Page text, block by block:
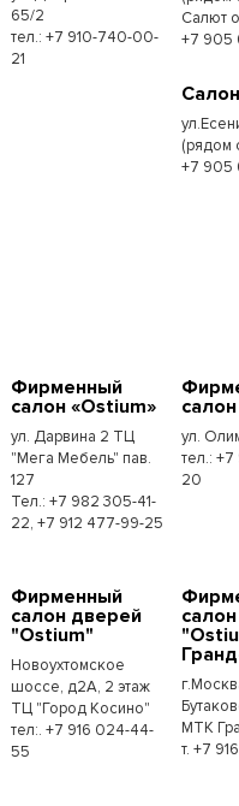
65/2
тел.: +7 910-740-00-
21
Салют
+7 905
(рядом
+7 905
Фирменный
салон «Ostium»
ул. Дарвина 2 ТЦ
"Мега Мебель" пав.
127
Тел.: +7 982 305-41-
22, +7 912 477-99-25
ул.
тел.:
20
Фирменный
салон дверей
"Ostium"
Новоухтомское
шоссе, д2А, 2 этаж
ТЦ "Город Косино"
тел:. +7 916 024-44-
55
МТК
т. +7